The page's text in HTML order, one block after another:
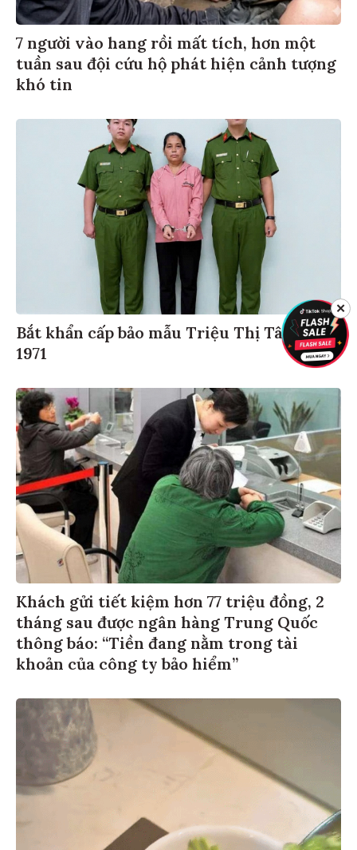
7 người vào hang rồi mất tích, hơn một
tuần sau đội cứu hộ phát hiện cảnh tượng
khó tin
Bắt khẩn cấp bảo mẫu Triệu Thị Tâm, SN
1971
Khách gửi tiết kiệm hơn 77 triệu đồng, 2
tháng sau được ngân hàng Trung Quốc
thông báo: “Tiền đang nằm trong tài
khoản của công ty bảo hiểm”
✕